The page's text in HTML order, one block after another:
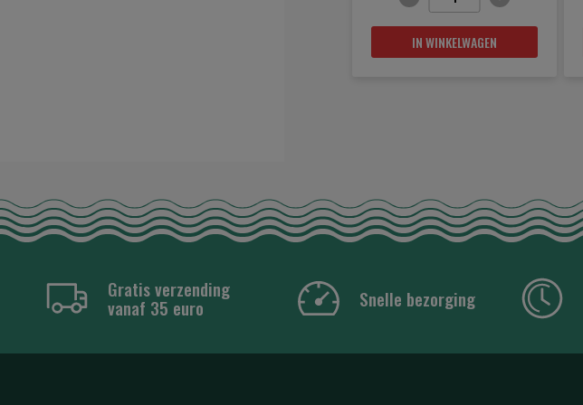
IN WINKELWAGEN
Gratis verzending
vanaf 35 euro Snelle bezorging